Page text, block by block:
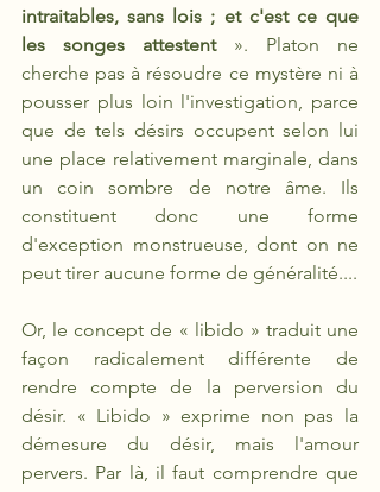
intraitables, sans lois ; et c'est ce que
les songes attestent ». Platon ne
cherche pas à résoudre ce mystère ni à
pousser plus loin l'investigation, parce
que de tels désirs occupent selon lui
une place relativement marginale, dans
un coin sombre de notre âme. Ils
constituent donc une forme
d'exception monstrueuse, dont on ne
peut tirer aucune forme de généralité....
Or, le concept de « libido » traduit une
façon radicalement différente de
rendre compte de la perversion du
désir. « Libido » exprime non pas la
démesure du désir, mais l'amour
pervers. Par là, il faut comprendre que